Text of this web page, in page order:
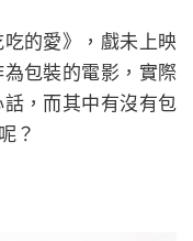
的愛》，戲未上映
包裝的電影，實際
，而其中有沒有包
？